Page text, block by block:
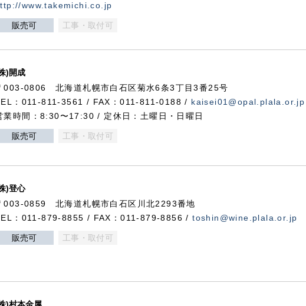
www.takemichi.co.jp
販売可 工事・取付可
)開成
003-0806 北海道札幌市白石区菊水6条3丁目3番25号
：011-811-3561 / FAX：011-811-0188 / kaisei01@opal.plala.or.jp
業時間：8:30〜17:30 / 定休日：土曜日・日曜日
販売可 工事・取付可
)登心
003-0859 北海道札幌市白石区川北2293番地
：011-879-8855 / FAX：011-879-8856 /toshin@wine.plala.or.jp
販売可 工事・取付可